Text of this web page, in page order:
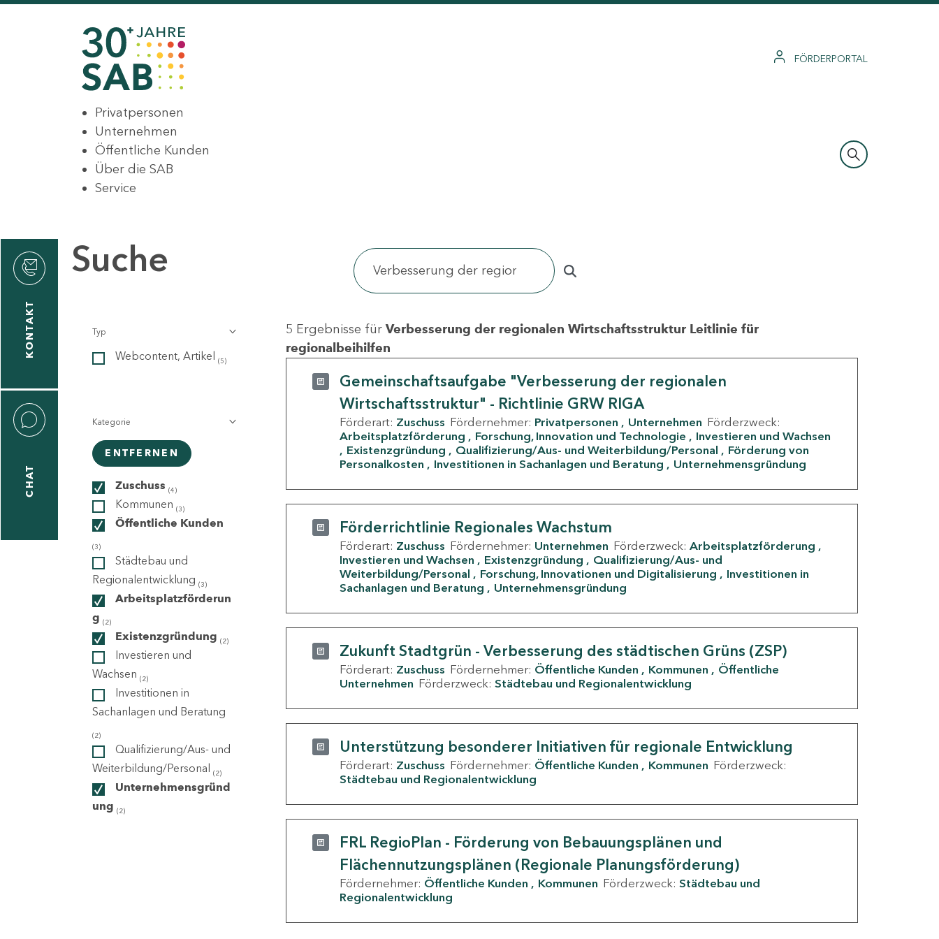
FÖRDERPORTAL
Privatpersonen
Unternehmen
Öffentliche Kunden
Über die SAB
Service
KONTAKT
CHAT
Suche
Typ
Webcontent, Artikel (5)
Kategorie
ENTFERNEN
Zuschuss (4)
Kommunen (3)
Öffentliche Kunden
(3)
Städtebau und
Regionalentwicklung (3)
Arbeitsplatzförderun
g (2)
Existenzgründung (2)
Investieren und
Wachsen (2)
Investitionen in
Sachanlagen und Beratung
(2)
Qualifizierung/Aus- und
Weiterbildung/Personal (2)
Unternehmensgründ
ung (2)
5 Ergebnisse für Verbesserung der regionalen Wirtschaftsstruktur Leitlinie für
regionalbeihilfen
Gemeinschaftsaufgabe "Verbesserung der regionalen
Wirtschaftsstruktur" - Richtlinie GRW RIGA
Förderart: Zuschuss Fördernehmer: Privatpersonen Unternehmen Förderzweck:
Arbeitsplatzförderung
Forschung, Innovation und Technologie
Investieren und Wachsen
Existenzgründung
Qualifizierung/Aus- und Weiterbildung/Personal
Förderung von
Personalkosten
Investitionen in Sachanlagen und Beratung Unternehmensgründung
Förderrichtlinie Regionales Wachstum
Förderart: Zuschuss Fördernehmer: Unternehmen Förderzweck: Arbeitsplatzförderung
Investieren und Wachsen
Existenzgründung
Qualifizierung/Aus- und
Weiterbildung/Personal
Forschung, Innovationen und Digitalisierung
Investitionen in
Sachanlagen und Beratung
Unternehmensgründung
Zukunft Stadtgrün - Verbesserung des städtischen Grüns (ZSP)
Förderart: Zuschuss Fördernehmer: Öffentliche Kunden Kommunen
Öffentliche
Unternehmen Förderzweck: Städtebau und Regionalentwicklung
Unterstützung besonderer Initiativen für regionale Entwicklung
Förderart: Zuschuss Fördernehmer: Öffentliche Kunden Kommunen Förderzweck:
Städtebau und Regionalentwicklung
FRL RegioPlan - Förderung von Bebauungsplänen und
Flächennutzungsplänen (Regionale Planungsförderung)
Fördernehmer: Öffentliche Kunden Kommunen Förderzweck: Städtebau und
Regionalentwicklung